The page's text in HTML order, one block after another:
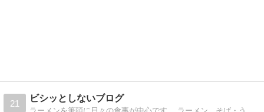
21
ビシッとしないブログ